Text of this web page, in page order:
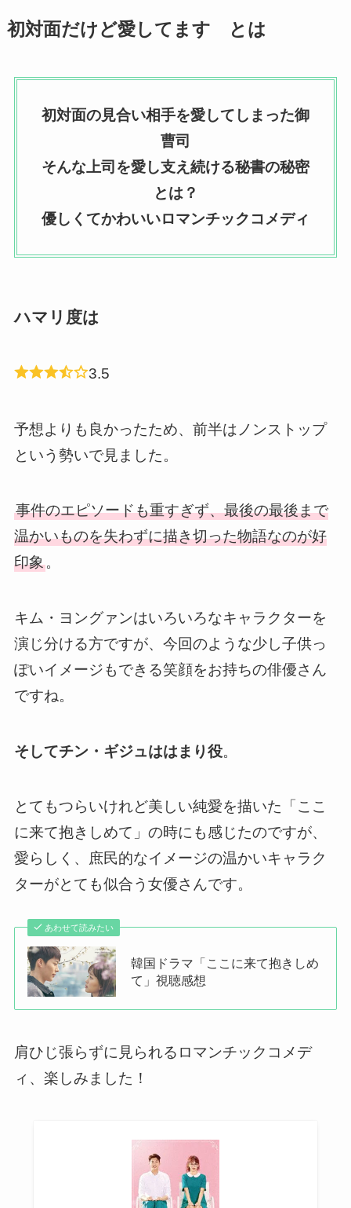
初対面だけど愛してます とは
初対面の見合い相手を愛してしまった御
曹司
そんな上司を愛し支え続ける秘書の秘密
とは？
優しくてかわいいロマンチックコメディ
ハマリ度は
3.5
予想よりも良かったため、前半はノンストップ
という勢いで見ました。
事件のエピソードも重すぎず、最後の最後まで
温かいものを失わずに描き切った物語なのが好
印象。
キム・ヨングァンはいろいろなキャラクターを
演じ分ける方ですが、今回のような少し子供っ
ぽいイメージもできる笑顔をお持ちの俳優さん
ですね。
そしてチン・ギジュははまり役。
とてもつらいけれど美しい純愛を描いた「ここ
に来て抱きしめて」の時にも感じたのですが、
愛らしく、庶民的なイメージの温かいキャラク
ターがとても似合う女優さんです。
あわせて読みたい
韓国ドラマ「ここに来て抱きしめ
て」視聴感想
肩ひじ張らずに見られるロマンチックコメデ
ィ、楽しみました！